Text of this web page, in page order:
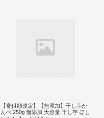
【寄付額改定】【無添加】干し芋か
んぺ 250g 無添加 大容量 干し芋 ほし